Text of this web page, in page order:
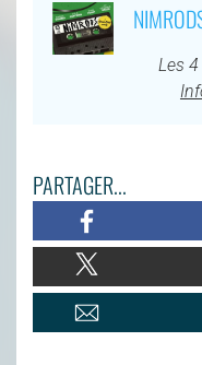
Les
PARTAGER...